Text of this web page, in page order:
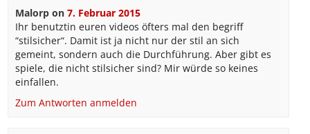
Malorpon 7. Februar 2015
Ihr benutztin euren videos öfters mal den begriff
“stilsicher“. Damit ist ja nicht nur der stil an sich
gemeint, sondern auch die Durchführung. Aber gibt es
spiele, die nicht stilsicher sind? Mir würde so keines
einfallen.
Zum Antworten anmelden